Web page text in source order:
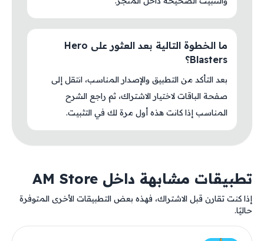
ما الخطوة التالية بعد العثور على Hero
Blasters؟
بعد التأكد من التطبيق والإصدار المناسب، انتقل إلى
صفحة الباقات لاختيار الاشتراك، ثم راجع الشرح
المناسب إذا كانت هذه أول مرة لك في التثبيت.
تطبيقات مشابهة داخل AM Store
إذا كنت تقارن قبل الاشتراك، فهذه بعض التطبيقات الأخرى المتوفرة
حاليًا.